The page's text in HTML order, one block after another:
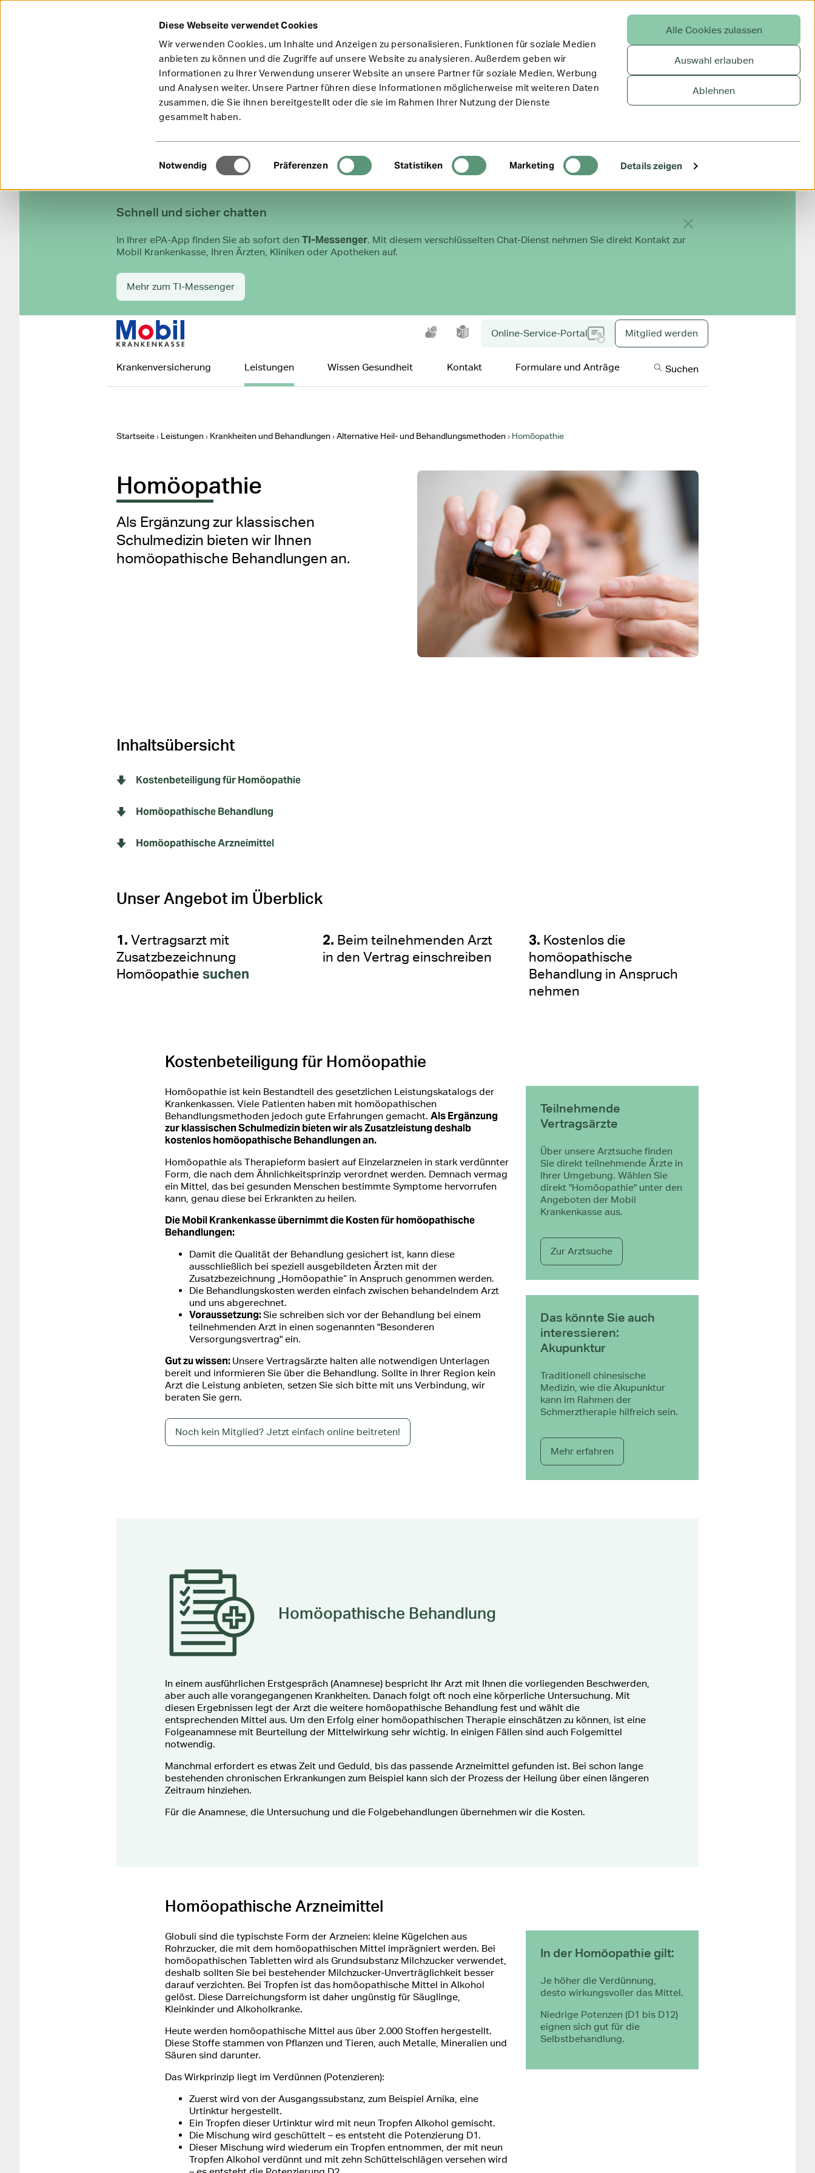
Diese Webseite verwendet Cookies
Wir verwenden Cookies, um Inhalte und Anzeigen zu personalisieren, Funktionen für soziale Medien
anbieten zu können und die Zugriffe auf unsere Website zu analysieren. Außerdem geben wir
Informationen zu Ihrer Verwendung unserer Website an unsere Partner für soziale Medien, Werbung
und Analysen weiter. Unsere Partner führen diese Informationen möglicherweise mit weiteren Daten
zusammen, die Sie ihnen bereitgestellt oder die sie im Rahmen Ihrer Nutzung der Dienste
gesammelt haben.
Einwilligungsauswahl
Notwendig Präferenzen Statistiken Marketing Details zeigen
Alle Cookies zulassen
Auswahl erlauben
Ablehnen
Hinweis ausblenden
Schnell und sicher chatten
In Ihrer ePA-App finden Sie ab sofort den TI-Messenger. Mit diesem verschlüsselten Chat-Dienst nehmen Sie direkt Kontakt zur
Mobil Krankenkasse, Ihren Ärzten, Kliniken oder Apotheken auf.
Mehr zum TI-Messenger
Inklusive
Gebärdensprache
Leichte SpracheOnline-Service-Portal Mitglied werden
Hauptnavigation
Krankenversicherung Leistungen Wissen Gesundheit Kontakt Formulare und Anträge Suchen
Startseite Leistungen Krankheiten und Behandlungen Alternative Heil- und Behandlungsmethoden Homöopathie
Homöopathie
Als Ergänzung zur klassischen
Schulmedizin bieten wir Ihnen
homöopathische Behandlungen an.
Inhaltsübersicht
Kostenbeteiligung für Homöopathie
Homöopathische Behandlung
Homöopathische Arzneimittel
Unser Angebot im Überblick
Vertragsarzt mit
Zusatzbezeichnung
Homöopathie suchen
Beim teilnehmenden Arzt
in den Vertrag einschreiben
Kostenlos die
homöopathische
Behandlung in Anspruch
nehmen
Kostenbeteiligung für Homöopathie
Homöopathie ist kein Bestandteil des gesetzlichen Leistungskatalogs der
Krankenkassen. Viele Patienten haben mit homöopathischen
Behandlungsmethoden jedoch gute Erfahrungen gemacht. Als Ergänzung
zur klassischen Schulmedizin bieten wir als Zusatzleistung deshalb
kostenlos homöopathische Behandlungen an.
Homöopathie als Therapieform basiert auf Einzelarzneien in stark verdünnter
Form, die nach dem Ähnlichkeitsprinzip verordnet werden. Demnach vermag
ein Mittel, das bei gesunden Menschen bestimmte Symptome hervorrufen
kann, genau diese bei Erkrankten zu heilen.
Die Mobil Krankenkasse übernimmt die Kosten für homöopathische
Behandlungen:
Damit die Qualität der Behandlung gesichert ist, kann diese
ausschließlich bei speziell ausgebildeten Ärzten mit der
Zusatzbezeichnung „Homöopathie“ in Anspruch genommen werden.
Die Behandlungskosten werden einfach zwischen behandelndem Arzt
und uns abgerechnet.
Voraussetzung:Sie schreiben sich vor der Behandlung bei einem
teilnehmenden Arzt in einen sogenannten "Besonderen
Versorgungsvertrag" ein.
Gut zu wissen: Unsere Vertragsärzte halten alle notwendigen Unterlagen
bereit und informieren Sie über die Behandlung. Sollte in Ihrer Region kein
Arzt die Leistung anbieten, setzen Sie sich bitte mit uns Verbindung, wir
beraten Sie gern.
Noch kein Mitglied? Jetzt einfach online beitreten!
Teilnehmende
Vertragsärzte
Über unsere Arztsuche finden
Sie direkt teilnehmende Ärzte in
Ihrer Umgebung. Wählen Sie
direkt "Homöopathie" unter den
Angeboten der Mobil
Krankenkasse aus.
Zur Arztsuche
Das könnte Sie auch
interessieren:
Akupunktur
Traditionell chinesische
Medizin, wie die Akupunktur
kann im Rahmen der
Schmerztherapie hilfreich sein.
Mehr erfahren
Homöopathische Behandlung
In einem ausführlichen Erstgespräch (Anamnese) bespricht Ihr Arzt mit Ihnen die vorliegenden Beschwerden,
aber auch alle vorangegangenen Krankheiten. Danach folgt oft noch eine körperliche Untersuchung. Mit
diesen Ergebnissen legt der Arzt die weitere homöopathische Behandlung fest und wählt die
entsprechenden Mittel aus. Um den Erfolg einer homöopathischen Therapie einschätzen zu können, ist eine
Folgeanamnese mit Beurteilung der Mittelwirkung sehr wichtig. In einigen Fällen sind auch Folgemittel
notwendig.
Manchmal erfordert es etwas Zeit und Geduld, bis das passende Arzneimittel gefunden ist. Bei schon lange
bestehenden chronischen Erkrankungen zum Beispiel kann sich der Prozess der Heilung über einen längeren
Zeitraum hinziehen.
Für die Anamnese, die Untersuchung und die Folgebehandlungen übernehmen wir die Kosten.
Homöopathische Arzneimittel
Globuli sind die typischste Form der Arzneien: kleine Kügelchen aus
Rohrzucker, die mit dem homöopathischen Mittel imprägniert werden. Bei
homöopathischen Tabletten wird als Grundsubstanz Milchzucker verwendet,
deshalb sollten Sie bei bestehender Milchzucker-Unverträglichkeit besser
darauf verzichten. Bei Tropfen ist das homöopathische Mittel in Alkohol
gelöst. Diese Darreichungsform ist daher ungünstig für Säuglinge,
Kleinkinder und Alkoholkranke.
Heute werden homöopathische Mittel aus über 2.000 Stoffen hergestellt.
Diese Stoffe stammen von Pflanzen und Tieren, auch Metalle, Mineralien und
Säuren sind darunter.
Das Wirkprinzip liegt im Verdünnen (Potenzieren):
Zuerst wird von der Ausgangssubstanz, zum Beispiel Arnika, eine
Urtinktur hergestellt.
Ein Tropfen dieser Urtinktur wird mit neun Tropfen Alkohol gemischt.
Die Mischung wird geschüttelt – es entsteht die Potenzierung D1.
Dieser Mischung wird wiederum ein Tropfen entnommen, der mit neun
Tropfen Alkohol verdünnt und mit zehn Schüttelschlägen versehen wird
In der Homöopathie gilt:
Je höher die Verdünnung,
desto wirkungsvoller das Mittel.
Niedrige Potenzen (D1 bis D12)
eignen sich gut für die
Selbstbehandlung.